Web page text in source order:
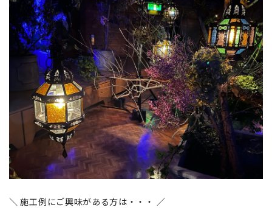
＼ 施工例にご興味がある方は・・・ ／